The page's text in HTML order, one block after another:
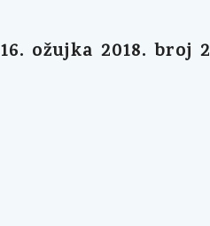
ožujka 2018. broj 2